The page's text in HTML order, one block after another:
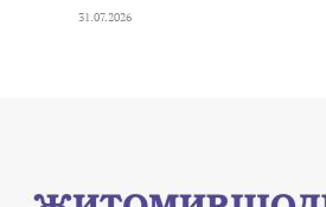
31.07.2026